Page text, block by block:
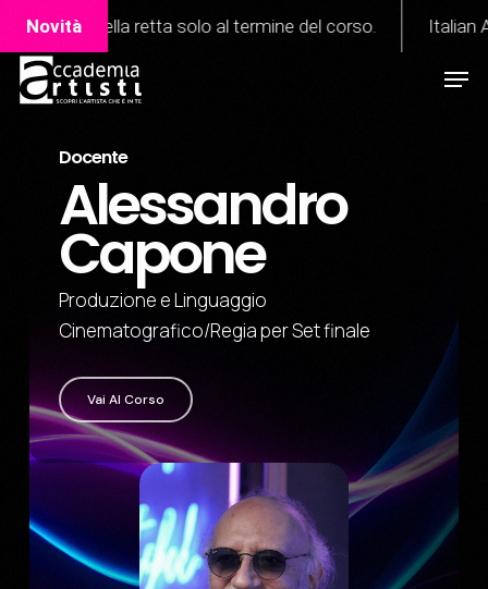
Skip
main
content
Novità
solo al termine del corso. Italian Academy of
Docente
Alessandro
Capone
Produzione e Linguaggio
Cinematografico/Regia per Set finale
Vai Al Corso
Close